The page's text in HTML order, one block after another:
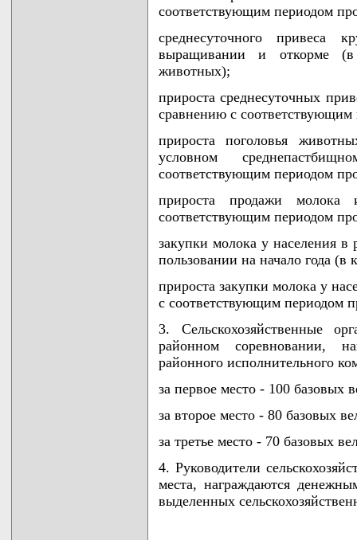
соответствующим периодом
среднесуточного привеса
выращивании и откорме
животных);
прироста среднесуточных
сравнению с
прироста поголовья
условном
соответствующим периодом
прироста продажи
соответствующим периодом
закупки молока у населения
пользовании на начало года (в
прироста закупки молока у
с соответствующим периодом
3. Сельскохозяйственные
районном соревновании,
районного исполнительного
за первое место - 100 базовых
за второе место - 80 базовых
за третье место - 70 базовых
4. Руководители
места, награждаются
выделенных